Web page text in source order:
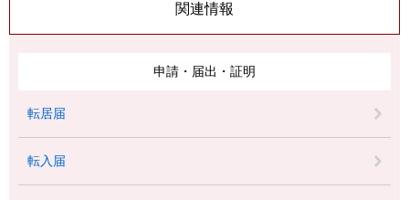
関連情報
申請・届出・証明
転居届
転入届